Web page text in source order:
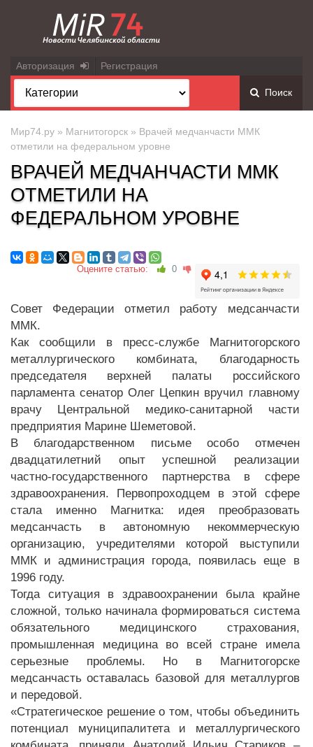
Авторизация Регистрация
Поиск
Мир74.ру » Магнитогорск » Врачей медчанчасти ММК
отметили на федеральном уровне
ВРАЧЕЙ МЕДЧАНЧАСТИ ММК
ОТМЕТИЛИ НА
ФЕДЕРАЛЬНОМ УРОВНЕ
Оцените статью: 0
Совет Федерации отметил работу медсанчасти
ММК.
Как сообщили в пресс-службе Магнитогорского
металлургического комбината, благодарность
председателя верхней палаты российского
парламента сенатор Олег Цепкин вручил главному
врачу Центральной медико-санитарной части
предприятия Марине Шеметовой.
В благодарственном письме особо отмечен
двадцатилетний опыт успешной реализации
частно-государственного партнерства в сфере
здравоохранения. Первопроходцем в этой сфере
стала именно Магнитка: идея преобразовать
медсанчасть в автономную некоммерческую
организацию, учредителями которой выступили
ММК и администрация города, появилась еще в
1996 году.
Тогда ситуация в здравоохранении была крайне
сложной, только начинала формироваться система
обязательного медицинского страхования,
промышленная медицина во всей стране имела
серьезные проблемы. Но в Магнитогорске
медсанчасть оставалась базовой для металлургов
и передовой.
«Стратегическое решение о том, чтобы объединить
потенциал муниципалитета и металлургического